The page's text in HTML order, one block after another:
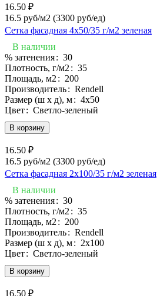
16.50 ₽
16.5 руб/м2 (3300 руб/eд)
Сетка фасадная 4х50/35 г/м2 зеленая
В наличии
В корзину
% затенения: 30
Плотность, г/м2: 35
Площадь, м2: 200
Производитель: Rendell
Размер (ш х д), м: 4х50
Цвет: Светло-зеленый
16.50 ₽
16.5 руб/м2 (3300 руб/eд)
Сетка фасадная 2х100/35 г/м2 зеленая
В наличии
В корзину
% затенения: 30
Плотность, г/м2: 35
Площадь, м2: 200
Производитель: Rendell
Размер (ш х д), м: 2х100
Цвет: Светло-зеленый
16.50 ₽